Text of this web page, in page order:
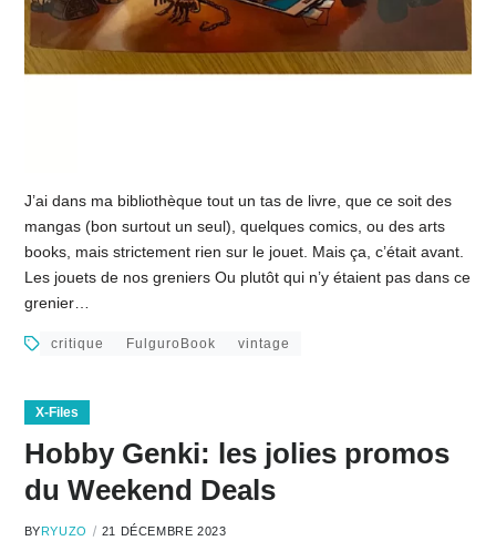
J’ai dans ma bibliothèque tout un tas de livre, que ce soit des
mangas (bon surtout un seul), quelques comics, ou des arts
books, mais strictement rien sur le jouet. Mais ça, c’était avant.
Les jouets de nos greniers Ou plutôt qui n’y étaient pas dans ce
grenier…
critique FulguroBook vintage
X-Files
Hobby Genki: les jolies promos
du Weekend Deals
BYRYUZO 21 DÉCEMBRE 2023